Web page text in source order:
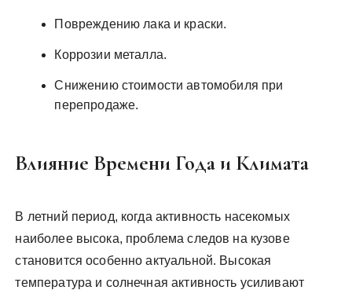
Повреждению лака и краски.
Коррозии металла.
Снижению стоимости автомобиля при
перепродаже.
Влияние Времени Года и Климата
В летний период, когда активность насекомых
наиболее высока, проблема следов на кузове
становится особенно актуальной. Высокая
температура и солнечная активность усиливают